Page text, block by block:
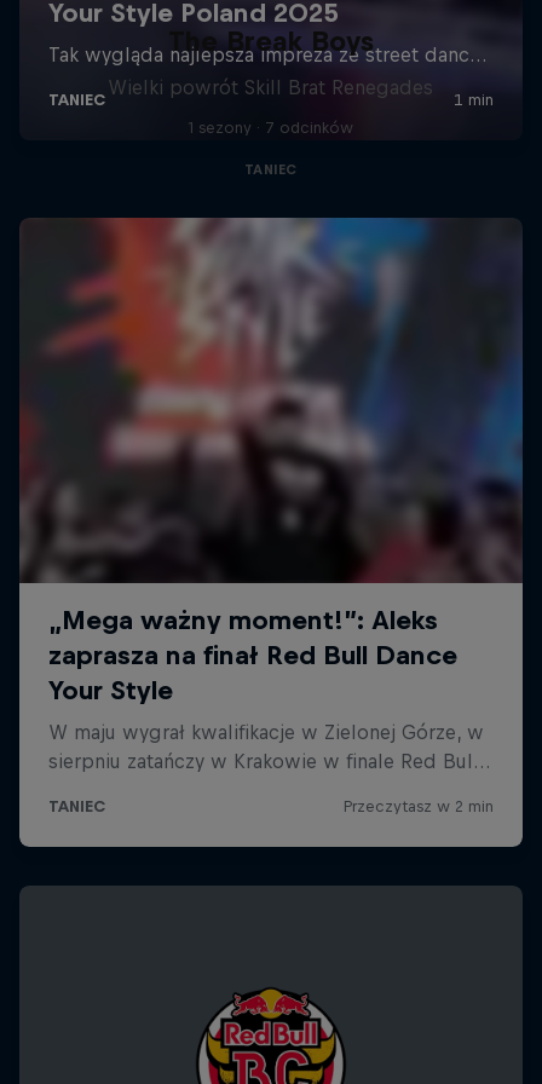
The Break Boys
Wielki powrót Skill Brat Renegades
1 sezony · 7 odcinków
TANIEC